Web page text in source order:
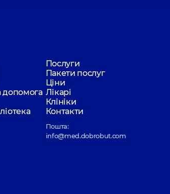
Юлія Валеріївна
Хірург проктолог,
Олександр Юрійович
Послуги
Пакети послуг
Ціни
допомога Лікарі
Клініки
Контакти
Пошта:
info@med.dobrobut.com